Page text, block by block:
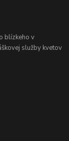
blízkeho v
služby kvetov